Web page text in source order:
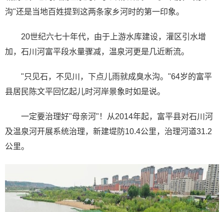
沟"还是当地百姓提到这两条家乡河时的第一印象。
20世纪六七十年代，由于上游水库建设，灌区引水增
加，石川河富平段水量骤减，温泉河更是几近断流。
"只见石，不见川，下点儿雨就成臭水沟。"64岁的富平
县居民陈文平回忆起儿时河岸景象时如是说。
一定要治理好"母亲河"！从2014年起，富平县对石川河
及温泉河开展系统治理，新建堤防10.4公里，治理河道31.2
公里。